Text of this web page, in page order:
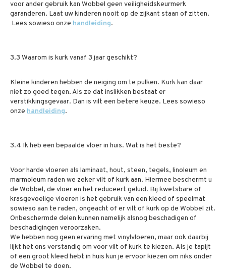
voor ander gebruik kan Wobbel geen veiligheidskeurmerk
garanderen. Laat uw kinderen nooit op de zijkant staan of zitten.
Lees sowieso onze handleiding.
3.3 Waarom is kurk vanaf 3 jaar geschikt?
Kleine kinderen hebben de neiging om te pulken. Kurk kan daar
niet zo goed tegen. Als ze dat inslikken bestaat er
verstikkingsgevaar. Dan is vilt een betere keuze. Lees sowieso
onze handleiding.
3.4 Ik heb een bepaalde vloer in huis. Wat is het beste?
Voor harde vloeren als laminaat, hout, steen, tegels, linoleum en
marmoleum raden we zeker vilt of kurk aan. Hiermee beschermt u
de Wobbel, de vloer en het reduceert geluid. Bij kwetsbare of
krasgevoelige vloeren is het gebruik van een kleed of speelmat
sowieso aan te raden, ongeacht of er vilt of kurk op de Wobbel zit.
Onbeschermde delen kunnen namelijk alsnog beschadigen of
beschadigingen veroorzaken.
We hebben nog geen ervaring met vinylvloeren, maar ook daarbij
lijkt het ons verstandig om voor vilt of kurk te kiezen. Als je tapijt
of een groot kleed hebt in huis kun je ervoor kiezen om niks onder
de Wobbel te doen.